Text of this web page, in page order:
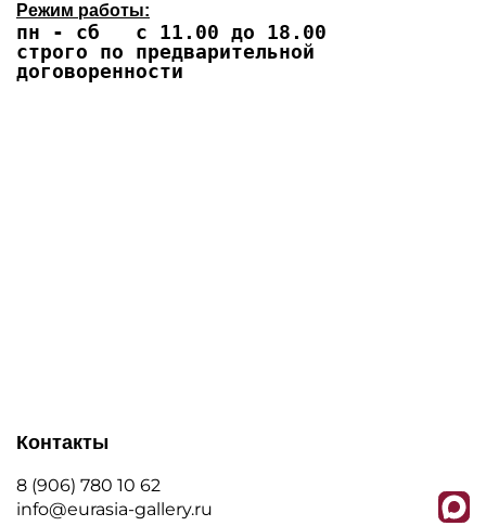
Режим работы:
пн - сб с 11.00 до 18.00
строго по предварительной
договоренности
Контакты
8 (906) 780 10 62
info@eurasia-gallery.ru